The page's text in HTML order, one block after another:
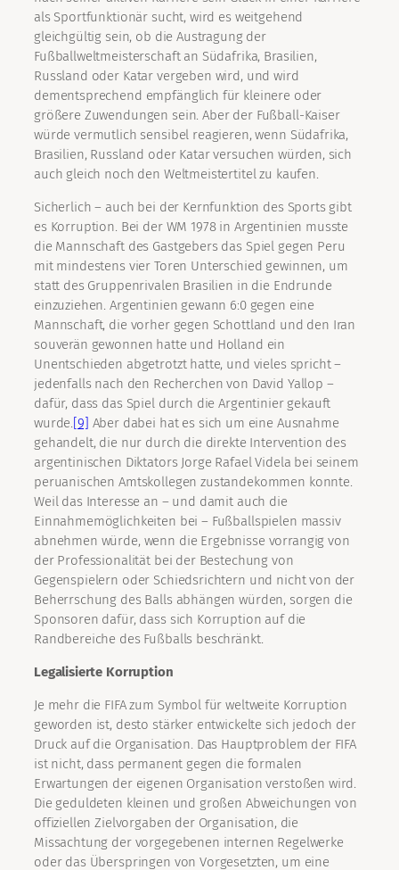
als Sportfunktionär sucht, wird es weitgehend
gleichgültig sein, ob die Austragung der
Fußballweltmeisterschaft an Südafrika, Brasilien,
Russland oder Katar vergeben wird, und wird
dementsprechend empfänglich für kleinere oder
größere Zuwendungen sein. Aber der Fußball-Kaiser
würde vermutlich sensibel reagieren, wenn Südafrika,
Brasilien, Russland oder Katar versuchen würden, sich
auch gleich noch den Weltmeistertitel zu kaufen.
Sicherlich – auch bei der Kernfunktion des Sports gibt
es Korruption. Bei der WM 1978 in Argentinien musste
die Mannschaft des Gastgebers das Spiel gegen Peru
mit mindestens vier Toren Unterschied gewinnen, um
statt des Gruppenrivalen Brasilien in die Endrunde
einzuziehen. Argentinien gewann 6:0 gegen eine
Mannschaft, die vorher gegen Schottland und den Iran
souverän gewonnen hatte und Holland ein
Unentschieden abgetrotzt hatte, und vieles spricht –
jedenfalls nach den Recherchen von David Yallop –
dafür, dass das Spiel durch die Argentinier gekauft
wurde.[9] Aber dabei hat es sich um eine Ausnahme
gehandelt, die nur durch die direkte Intervention des
argentinischen Diktators Jorge Rafael Videla bei seinem
peruanischen Amtskollegen zustandekommen konnte.
Weil das Interesse an – und damit auch die
Einnahmemöglichkeiten bei – Fußballspielen massiv
abnehmen würde, wenn die Ergebnisse vorrangig von
der Professionalität bei der Bestechung von
Gegenspielern oder Schiedsrichtern und nicht von der
Beherrschung des Balls abhängen würden, sorgen die
Sponsoren dafür, dass sich Korruption auf die
Randbereiche des Fußballs beschränkt.
Legalisierte Korruption
Je mehr die FIFA zum Symbol für weltweite Korruption
geworden ist, desto stärker entwickelte sich jedoch der
Druck auf die Organisation. Das Hauptproblem der FIFA
ist nicht, dass permanent gegen die formalen
Erwartungen der eigenen Organisation verstoßen wird.
Die geduldeten kleinen und großen Abweichungen von
offiziellen Zielvorgaben der Organisation, die
Missachtung der vorgegebenen internen Regelwerke
oder das Überspringen von Vorgesetzten, um eine